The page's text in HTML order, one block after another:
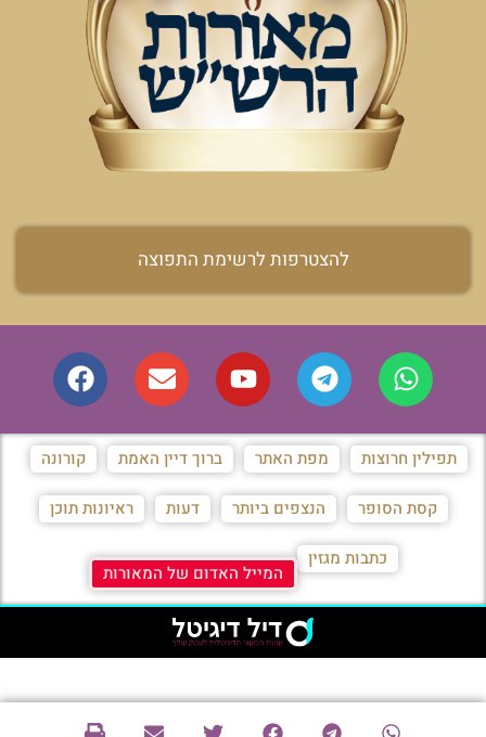
להצטרפות לרשימת התפוצה
תפילין חרוצות מפת האתר ברוך דיין האמת קורונה
קסת הסופר הנצפים ביותר דעות ראיונות תוכן
כתבות מגזין
המייל האדום של המאורות